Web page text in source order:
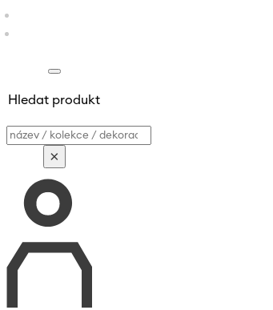
Hledat produkt
Vyhledávání
×